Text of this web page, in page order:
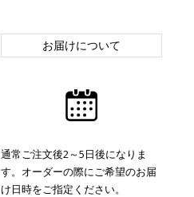
お届けについて
通常ご注文後2～5日後になりま
す。オーダーの際にご希望のお届
け日時をご指定ください。